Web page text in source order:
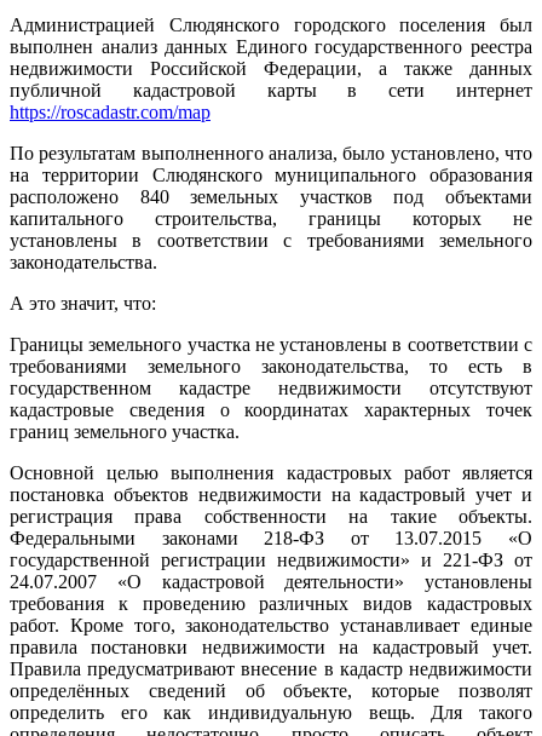
Администрацией Слюдянского городского поселения был
выполнен анализ данных Единого государственного реестра
недвижимости Российской Федерации, а также данных
публичной кадастровой карты в сети интернет
https://roscadastr.com/map
По результатам выполненного анализа, было установлено, что
на территории Слюдянского муниципального образования
расположено 840 земельных участков под объектами
капитального строительства, границы которых не
установлены в соответствии с требованиями земельного
законодательства.
А это значит, что:
Границы земельного участка не установлены в соответствии с
требованиями земельного законодательства, то есть в
государственном кадастре недвижимости отсутствуют
кадастровые сведения о координатах характерных точек
границ земельного участка.
Основной целью выполнения кадастровых работ является
постановка объектов недвижимости на кадастровый учет и
регистрация права собственности на такие объекты.
Федеральными законами 218-ФЗ от 13.07.2015 «О
государственной регистрации недвижимости» и 221-ФЗ от
24.07.2007 «О кадастровой деятельности» установлены
требования к проведению различных видов кадастровых
работ. Кроме того, законодательство устанавливает единые
правила постановки недвижимости на кадастровый учет.
Правила предусматривают внесение в кадастр недвижимости
определённых сведений об объекте, которые позволят
определить его как индивидуальную вещь. Для такого